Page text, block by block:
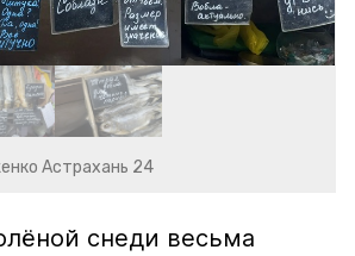
Астрахань 24
снеди весьма